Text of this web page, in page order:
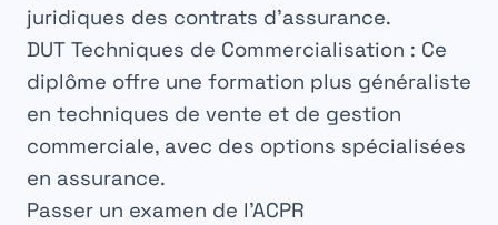
juridiques des contrats d’assurance.
DUT Techniques de Commercialisation : Ce
diplôme offre une formation plus généraliste
en techniques de vente et de gestion
commerciale, avec des options spécialisées
en assurance.
Passer un examen de l’ACPR